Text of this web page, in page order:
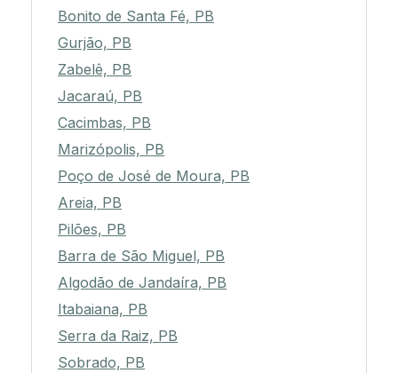
Bonito de Santa Fé, PB
Gurjão, PB
Zabelê, PB
Jacaraú, PB
Cacimbas, PB
Marizópolis, PB
Poço de José de Moura, PB
Areia, PB
Pilões, PB
Barra de São Miguel, PB
Algodão de Jandaíra, PB
Itabaiana, PB
Serra da Raiz, PB
Sobrado, PB